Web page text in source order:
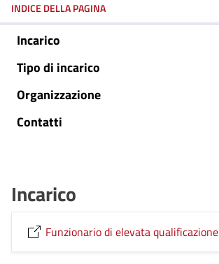
INDICE DELLA PAGINA
Incarico
Tipo di incarico
Organizzazione
Contatti
Incarico
Funzionario di elevata qualificazione